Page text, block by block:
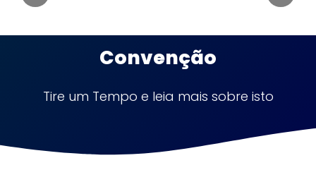
Convenção
Tire um Tempo e leia mais sobre isto